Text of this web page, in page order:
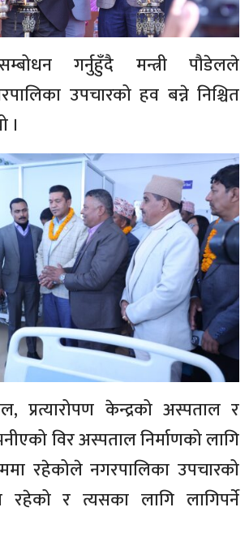
गर्नुहुँदै मन्त्री पौडेलले
उपचारको हव बन्ने निश्चित
।
प्रत्यारोपण केन्द्रको अस्पताल र
विर अस्पताल निर्माणको लागि
रहेकोले नगरपालिका उपचारको
रहेको र त्यसका लागि लागिपर्ने